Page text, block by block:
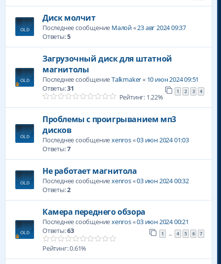
Диск молчит
Последнее сообщение Малой«23 авг 2024 09:37
Ответы:5
Загрузочный диск для штатной
магнитолы
Последнее сообщениеTalkmaker« 10 июн 2024 09:51
Ответы:31 1 2 3 4
Рейтинг: 1.22%
Проблемы с проигрыванием мп3
дисков
Последнее сообщениеxenros«03 июн 2024 01:03
Ответы:7
Не работает магнитола
Последнее сообщениеxenros«03 июн 2024 00:32
Ответы:2
Камера переднего обзора
Последнее сообщениеxenros«03 июн 2024 00:21
Ответы:63 1 … 4 5 6 7
Рейтинг: 0.61%